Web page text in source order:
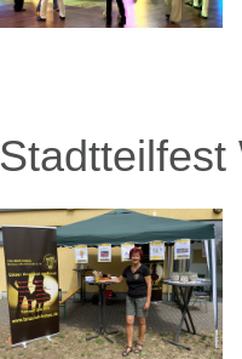
Stadtteilfest